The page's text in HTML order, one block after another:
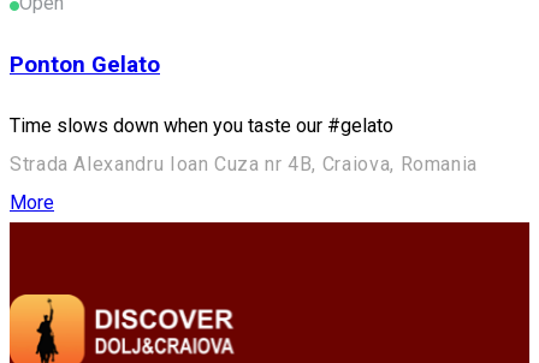
Ponton Gelato
Time slows down when you taste our #gelato
Strada Alexandru Ioan Cuza nr 4B, Craiova, Romania
More